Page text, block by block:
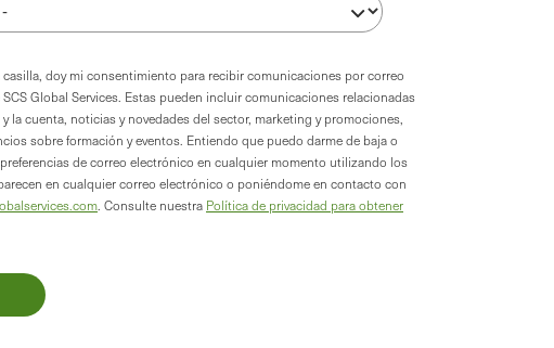
casilla, doy mi consentimiento para recibir comunicaciones por correo
Global Services. Estas pueden incluir comunicaciones relacionadas
la cuenta, noticias y novedades del sector, marketing y promociones,
sobre formación y eventos. Entiendo que puedo darme de baja o
de correo electrónico en cualquier momento utilizando los
en cualquier correo electrónico o poniéndome en contacto con
. Consulte nuestra Política de privacidad para obtener